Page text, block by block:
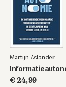
Martijn Aslander
€ 24,99